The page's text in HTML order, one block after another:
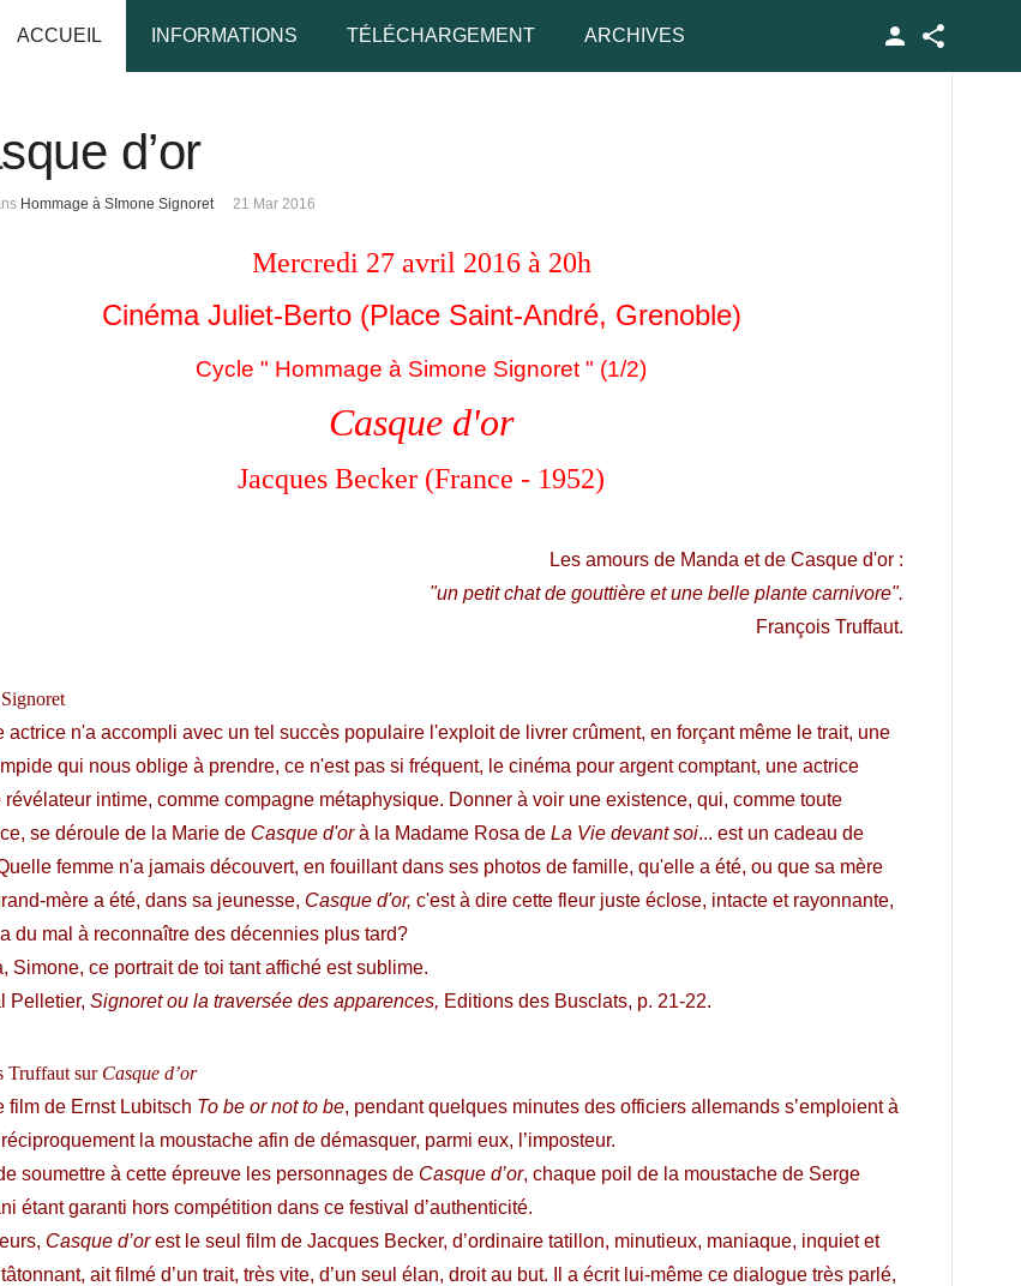
ACCUEIL INFORMATIONS TÉLÉCHARGEMENT ARCHIVES
d’or
Hommage à SImone Signoret 21 Mar 2016
Mercredi 27 avril 2016 à 20h
Cinéma Juliet-Berto (Place Saint-André, Grenoble)
Cycle " Hommage à Simone Signoret " (1/2)
Casque d'or
Jacques Becker (France - 1952)
Les amours de Manda et de Casque d'or :
"un petit chat de gouttière et une belle plante carnivore".
François Truffaut.
actrice n'a accompli avec un tel succès populaire l'exploit de livrer crûment, en forçant même le trait, une
qui nous oblige à prendre, ce n'est pas si fréquent, le cinéma pour argent comptant, une actrice
révélateur intime, comme compagne métaphysique. Donner à voir une existence, qui, comme toute
se déroule de la Marie de Casque d'orà la Madame Rosa deLa Vie devant soi... est un cadeau de
femme n'a jamais découvert, en fouillant dans ses photos de famille, qu'elle a été, ou que sa mère
mère a été, dans sa jeunesse, Casque d'or, c'est à dire cette fleur juste éclose, intacte et rayonnante,
du mal à reconnaître des décennies plus tard?
Simone, ce portrait de toi tant affiché est sublime.
Pelletier,Signoret ou la traversée des apparences, Editions des Busclats, p. 21-22.
Truffaut sur Casque d’or
film de Ernst Lubitsch To be or not to be, pendant quelques minutes des officiers allemands s’emploient à
la moustache afin de démasquer, parmi eux, l’imposteur.
soumettre à cette épreuve les personnages de Casque d’or, chaque poil de la moustache de Serge
étant garanti hors compétition dans ce festival d’authenticité.
Casque d’orest le seul film de Jacques Becker, d’ordinaire tatillon, minutieux, maniaque, inquiet et
ait filmé d’un trait, très vite, d’un seul élan, droit au but. Il a écrit lui-même ce dialogue très parlé,